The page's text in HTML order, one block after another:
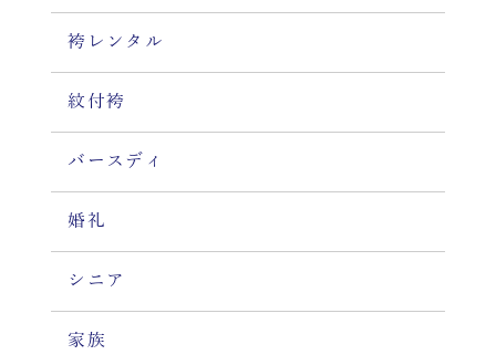
袴レンタル
紋付袴
バースディ
婚礼
シニア
家族